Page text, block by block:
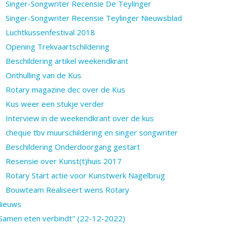
Singer-Songwriter Recensie De Teylinger
Singer-Songwriter Recensie Teylinger Nieuwsblad
Luchtkussenfestival 2018
Opening Trekvaartschildering
Beschildering artikel weekendkrant
Onthulling van de Kus
Rotary magazine dec over de Kus
Kus weer een stukje verder
Interview in de weekendkrant over de kus
cheque tbv muurschildering en singer songwriter
Beschildering Onderdoorgang gestart
Resensie over Kunst(t)huis 2017
Rotary Start actie voor Kunstwerk Nagelbrug
Bouwteam Realiseert wens Rotary
eten verbindt" (22-12-2022)